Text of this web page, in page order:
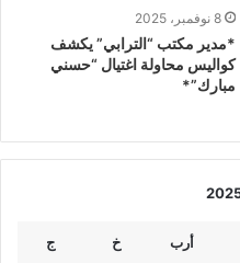
8 نوفمبر، 2025
*مدير مكتب “الترابي” يكشف
كواليس محاولة اغتيال “حسني
مبارك”*
أرب خ ج